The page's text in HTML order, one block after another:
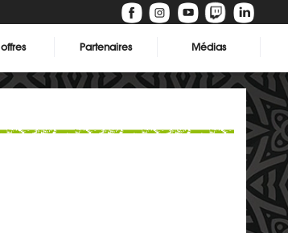
Partenaires Médias